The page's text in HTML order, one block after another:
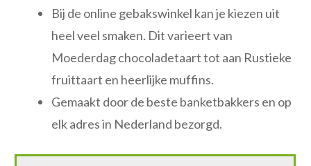
Bij de online gebakswinkel kan je kiezen uit
heel veel smaken. Dit varieert van
Moederdag chocoladetaart tot aan Rustieke
fruittaart en heerlijke muffins.
Gemaakt door de beste banketbakkers en op
elk adres in Nederland bezorgd.